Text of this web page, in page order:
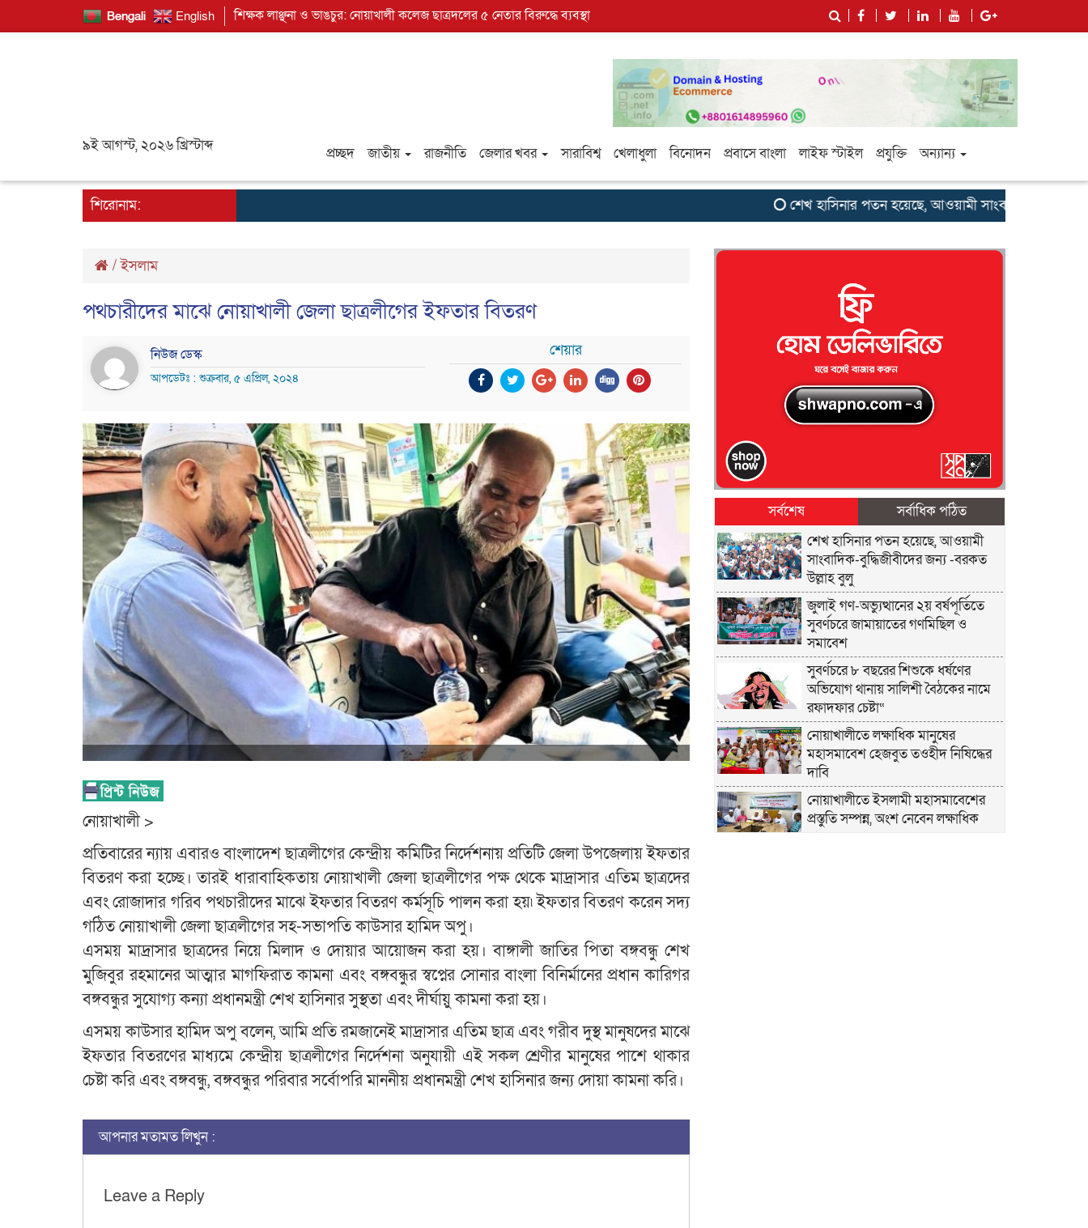
Bengali English শিক্ষক লাঞ্ছনা ও ভাঙচুর: নোয়াখালী কলেজ ছাত্রদলের ৫ নেতার বিরুদ্ধে ব্যবস্থা
৯ই আগস্ট, ২০২৬ খ্রিস্টাব্দ প্রচ্ছদ জাতীয় রাজনীতি জেলার খবর সারাবিশ্ব খেলাধুলা বিনোদন প্রবাসে বাংলা লাইফ স্টাইল প্রযুক্তি অন্যান্য
শিরোনাম: শেখ হাসিনার পতন হয়েছে, আওয়ামী সাংবাদিক-বুদ্ধিজীবীদের
/ইসলাম
পথচারীদের মাঝে নোয়াখালী জেলা ছাত্রলীগের ইফতার বিতরণ
নিউজ ডেস্ক
আপডেটঃ : শুক্রবার, ৫ এপ্রিল, ২০২৪
শেয়ার
নোয়াখালী >
প্রতিবারের ন্যায় এবারও বাংলাদেশ ছাত্রলীগের কেন্দ্রীয় কমিটির নির্দেশনায় প্রতিটি জেলা উপজেলায় ইফতার
বিতরণ করা হচ্ছে। তারই ধারাবাহিকতায় নোয়াখালী জেলা ছাত্রলীগের পক্ষ থেকে মাদ্রাসার এতিম ছাত্রদের
এবং রোজাদার গরিব পথচারীদের মাঝে ইফতার বিতরণ কর্মসূচি পালন করা হয়৷ ইফতার বিতরণ করেন সদ্য
গঠিত নোয়াখালী জেলা ছাত্রলীগের সহ-সভাপতি কাউসার হামিদ অপু।
এসময় মাদ্রাসার ছাত্রদের নিয়ে মিলাদ ও দোয়ার আয়োজন করা হয়। বাঙ্গালী জাতির পিতা বঙ্গবন্ধু শেখ
মুজিবুর রহমানের আত্মার মাগফিরাত কামনা এবং বঙ্গবন্ধুর স্বপ্নের সোনার বাংলা বিনির্মানের প্রধান কারিগর
বঙ্গবন্ধুর সুযোগ্য কন্যা প্রধানমন্ত্রী শেখ হাসিনার সুস্থতা এবং দীর্ঘায়ু কামনা করা হয়।
এসময় কাউসার হামিদ অপু বলেন, আমি প্রতি রমজানেই মাদ্রাসার এতিম ছাত্র এবং গরীব দুস্থ মানুষদের মাঝে
ইফতার বিতরণের মাধ্যমে কেন্দ্রীয় ছাত্রলীগের নির্দেশনা অনুযায়ী এই সকল শ্রেণীর মানুষের পাশে থাকার
চেষ্টা করি এবং বঙ্গবন্ধু, বঙ্গবন্ধুর পরিবার সর্বোপরি মাননীয় প্রধানমন্ত্রী শেখ হাসিনার জন্য দোয়া কামনা করি।
আপনার মতামত লিখুন :
Leave a Reply
সর্বশেষ
সর্বাধিক পঠিত
শেখ হাসিনার পতন হয়েছে, আওয়ামী
সাংবাদিক-বুদ্ধিজীবীদের জন্য -বরকত
উল্লাহ বুলু
জুলাই গণ-অভ্যুত্থানের ২য় বর্ষপূর্তিতে
সুবর্ণচরে জামায়াতের গণমিছিল ও
সমাবেশ
সুবর্ণচরে ৮ বছরের শিশুকে ধর্ষণের
অভিযোগ থানায় সালিশী বৈঠকের নামে
রফাদফার চেষ্টা“
নোয়াখালীতে লক্ষাধিক মানুষের
মহাসমাবেশ হেজবুত তওহীদ নিষিদ্ধের
দাবি
নোয়াখালীতে ইসলামী মহাসমাবেশের
প্রস্তুতি সম্পন্ন, অংশ নেবেন লক্ষাধিক
মানুষ